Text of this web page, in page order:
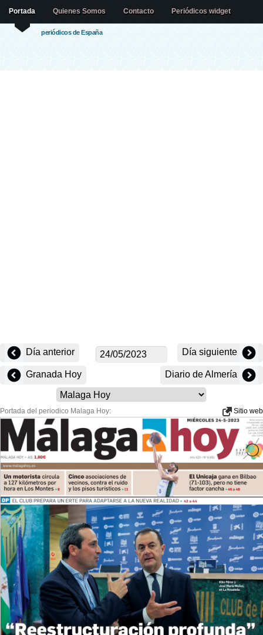
periódicos de España
Portada Quienes Somos Contacto Periódicos widget
Día anterior Día siguiente
Granada Hoy Diario de Almería
Portada del periodico Malaga Hoy: Sitio web